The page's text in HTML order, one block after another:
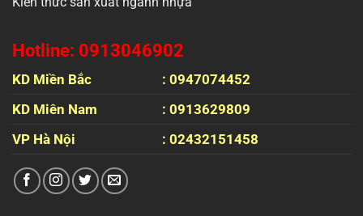
Hotline: 0913046902
KD Miền Bắc
: 0947074452
KD Miên Nam
: 0913629809
VP Hà Nội
: 02432151458